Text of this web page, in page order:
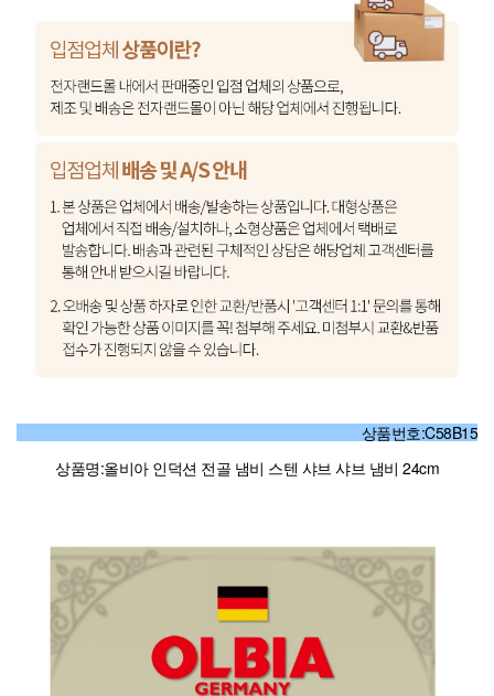
상품번호:C58B15
상품명:올비아 인덕션 전골 냄비 스텐 샤브 샤브 냄비 24cm